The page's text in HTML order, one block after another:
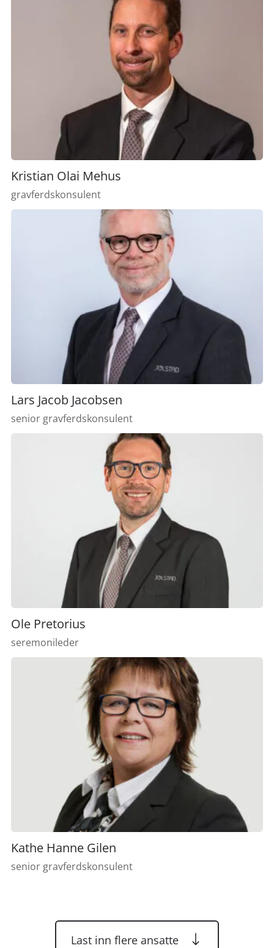
Kristian Olai Mehus
gravferdskonsulent
Lars Jacob Jacobsen
senior gravferdskonsulent
Ole Pretorius
seremonileder
Kathe Hanne Gilen
senior gravferdskonsulent
Last inn flere ansatte